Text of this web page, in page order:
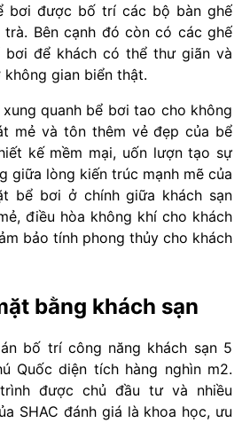
bơi được bố trí các bộ bàn ghế
Bên cạnh đó còn có các ghế
bơi để khách có thể thư giãn và
gian biển thật.
quanh bể bơi tao cho không
mẻ và tôn thêm vẻ đẹp của bể
kế mềm mại, uốn lượn tạo sự
giữa lòng kiến trúc mạnh mẽ của
bể bơi ở chính giữa khách sạn
điều hòa không khí cho khách
bảo tính phong thủy cho khách
bằng khách sạn
bố trí công năng khách sạn 5
Quốc diện tích hàng nghìn m2.
được chủ đầu tư và nhiều
SHAC đánh giá là khoa học, ưu